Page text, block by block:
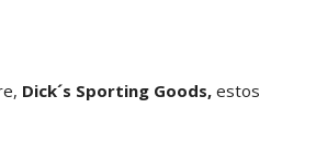
Dick´s Sporting Goods, estos